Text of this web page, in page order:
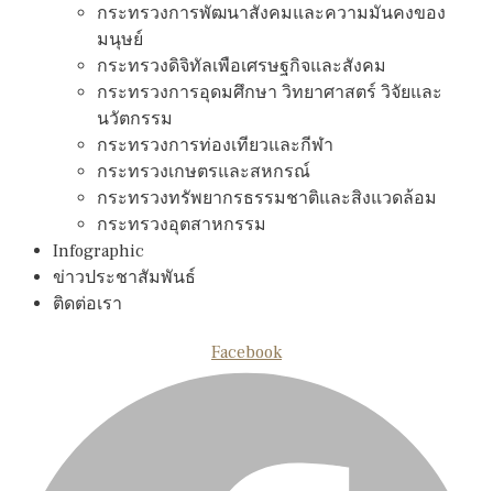
กระทรวงการพัฒนาสังคมและความมันคงของ
มนุษย์
กระทรวงดิจิทัลเพือเศรษฐกิจและสังคม
กระทรวงการอุดมศึกษา วิทยาศาสตร์ วิจัยและ
นวัตกรรม
กระทรวงการท่องเทียวและกีฬา
กระทรวงเกษตรและสหกรณ์
กระทรวงทรัพยากรธรรมชาติและสิงแวดล้อม
กระทรวงอุตสาหกรรม
Infographic
ข่าวประชาสัมพันธ์
ติดต่อเรา
Facebook